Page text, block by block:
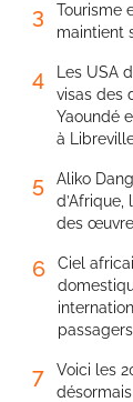
3
Tourisme
maintient
4
Les USA
visas des
Yaoundé
à
5
Aliko
des
6
Ciel
passagers
7
Voici les